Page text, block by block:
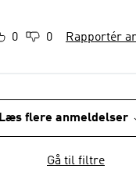
0 0 Rapportér
Læs flere anmeldelser
Gå til filtre